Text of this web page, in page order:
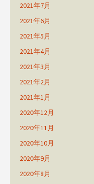
2021年7月
2021年6月
2021年5月
2021年4月
2021年3月
2021年2月
2021年1月
2020年12月
2020年11月
2020年10月
2020年9月
2020年8月